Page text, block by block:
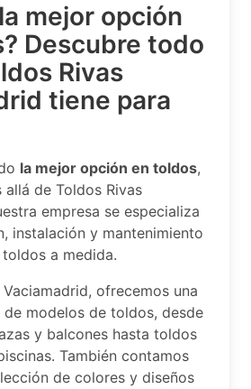
mejor opción
Descubre todo
Rivas
tiene para
la mejor opción en toldos,
allá de Toldos Rivas
empresa se especializa
instalación y mantenimiento
a medida.
Vaciamadrid, ofrecemos una
modelos de toldos, desde
y balcones hasta toldos
También contamos
de colores y diseños